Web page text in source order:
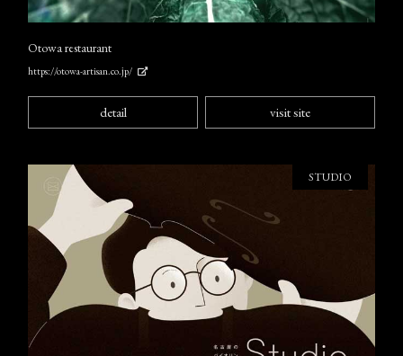
Otowa restaurant
https://otowa-artisan.co.jp/
detail visit site
STUDIO